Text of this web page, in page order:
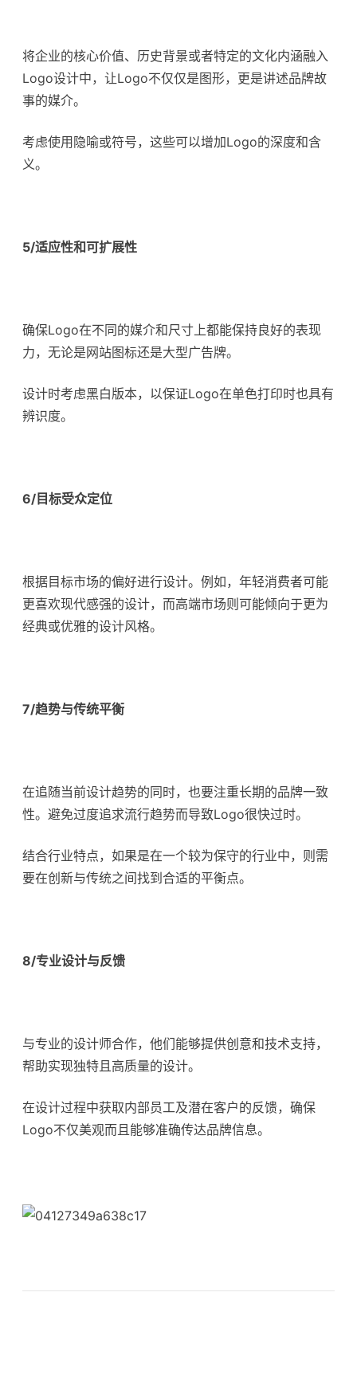
将企业的核心价值、历史背景或者特定的文化内涵融入
Logo设计中，让Logo不仅仅是图形，更是讲述品牌故
事的媒介。
考虑使用隐喻或符号，这些可以增加Logo的深度和含
义。
5/适应性和可扩展性
确保Logo在不同的媒介和尺寸上都能保持良好的表现
力，无论是网站图标还是大型广告牌。
设计时考虑黑白版本，以保证Logo在单色打印时也具有
辨识度。
6/目标受众定位
根据目标市场的偏好进行设计。例如，年轻消费者可能
更喜欢现代感强的设计，而高端市场则可能倾向于更为
经典或优雅的设计风格。
7/趋势与传统平衡
在追随当前设计趋势的同时，也要注重长期的品牌一致
性。避免过度追求流行趋势而导致Logo很快过时。
结合行业特点，如果是在一个较为保守的行业中，则需
要在创新与传统之间找到合适的平衡点。
8/专业设计与反馈
与专业的设计师合作，他们能够提供创意和技术支持，
帮助实现独特且高质量的设计。
在设计过程中获取内部员工及潜在客户的反馈，确保
Logo不仅美观而且能够准确传达品牌信息。